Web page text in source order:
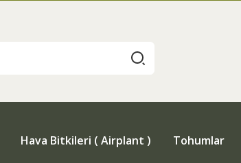
Hava Bitkileri ( Airplant ) Tohumlar